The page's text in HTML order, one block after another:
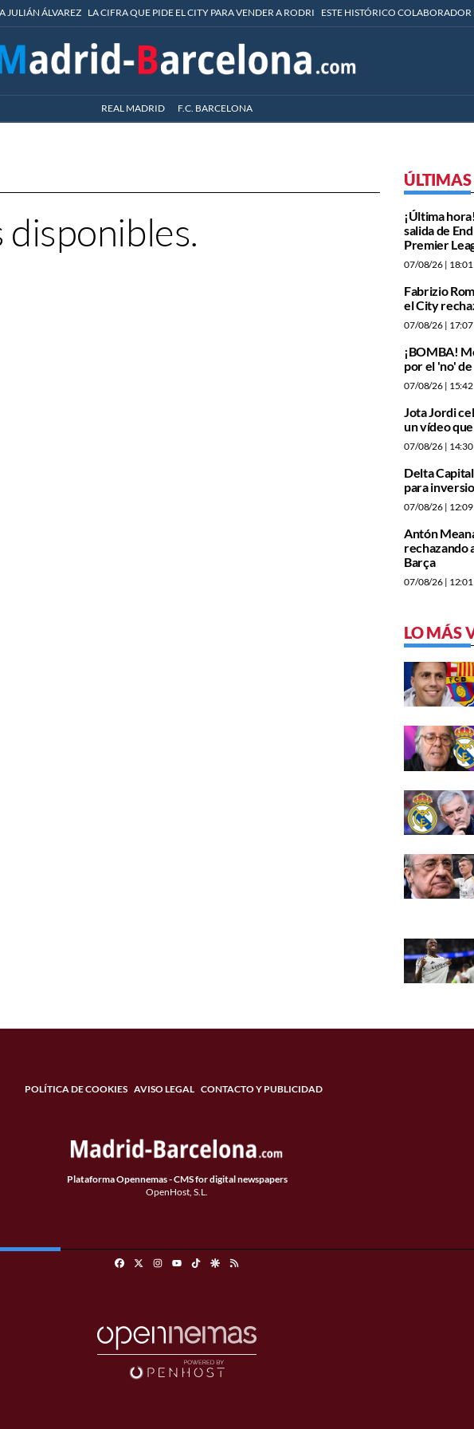
JULIÁN ÁLVAREZ LA CIFRA QUE PIDE EL CITY PARA VENDER A RODRI ESTE HISTÓRICO
REAL MADRID F.C. BARCELONA
¡Última
salida de
Premier
07/08/26 | 18:01
Fabrizio
el City
07/08/26 | 17:07
¡BOMBA!
por el 'no'
07/08/26 | 15:42
Jota Jordi
un vídeo
07/08/26 | 14:30
Delta
para
07/08/26 | 12:09
Antón
rechazando
Barça
07/08/26 | 12:01
LO MÁS
POLÍTICA DE COOKIES AVISO LEGAL CONTACTO Y PUBLICIDAD
Plataforma Opennemas - CMS for digital newspapers
OpenHost, S.L.
FacebookInstagramTikTokGoogle Discover